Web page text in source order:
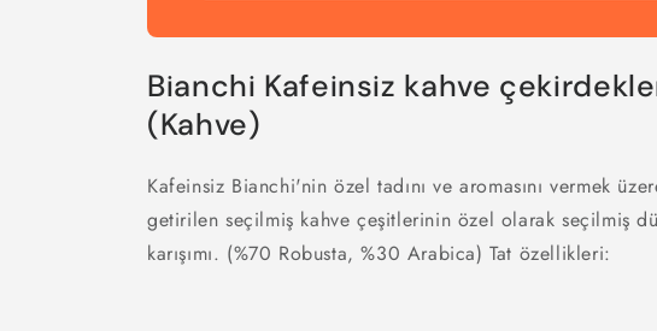
Bianchi Kafeinsiz kahve
(Kahve)
Kafeinsiz Bianchi'nin özel tadını ve aromasını vermek
getirilen seçilmiş kahve çeşitlerinin özel olarak seçilmiş
karışımı. (%70 Robusta, %30 Arabica) Tat özellikleri: